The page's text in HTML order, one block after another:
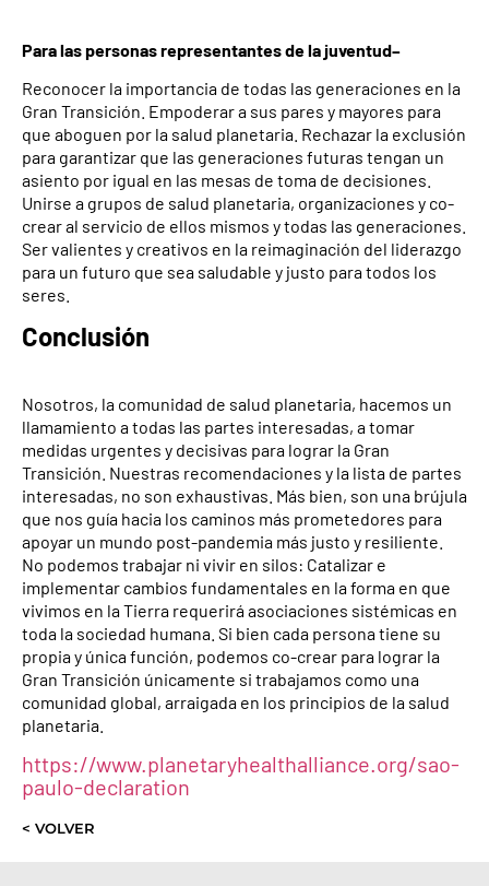
Para las personas representantes de la juventud–
Reconocer la importancia de todas las generaciones en la
Gran Transición. Empoderar a sus pares y mayores para
que aboguen por la salud planetaria. Rechazar la exclusión
para garantizar que las generaciones futuras tengan un
asiento por igual en las mesas de toma de decisiones.
Unirse a grupos de salud planetaria, organizaciones y co-
crear al servicio de ellos mismos y todas las generaciones.
Ser valientes y creativos en la reimaginación del liderazgo
para un futuro que sea saludable y justo para todos los
seres.
Conclusión
Nosotros, la comunidad de salud planetaria, hacemos un
llamamiento a todas las partes interesadas, a tomar
medidas urgentes y decisivas para lograr la Gran
Transición. Nuestras recomendaciones y la lista de partes
interesadas, no son exhaustivas. Más bien, son una brújula
que nos guía hacia los caminos más prometedores para
apoyar un mundo post-pandemia más justo y resiliente.
No podemos trabajar ni vivir en silos: Catalizar e
implementar cambios fundamentales en la forma en que
vivimos en la Tierra requerirá asociaciones sistémicas en
toda la sociedad humana. Si bien cada persona tiene su
propia y única función, podemos co-crear para lograr la
Gran Transición únicamente si trabajamos como una
comunidad global, arraigada en los principios de la salud
planetaria.
https://www.planetaryhealthalliance.org/sao-
paulo-declaration
< VOLVER